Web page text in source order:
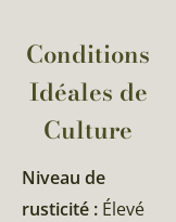
Conditions
Idéales de
Culture
Niveau de
rusticité : Élevé